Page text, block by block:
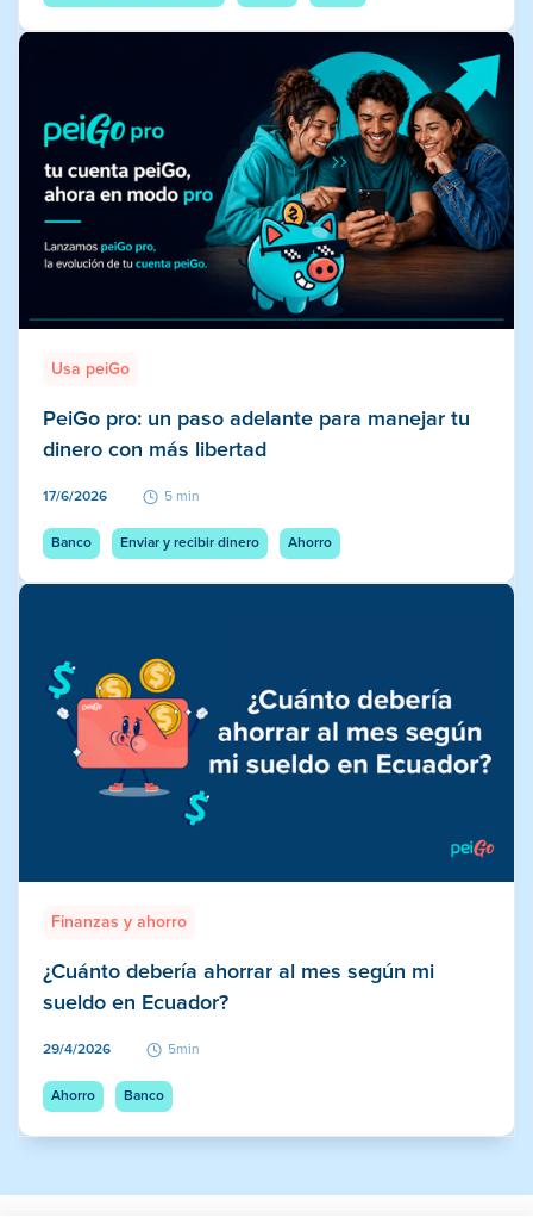
Usa peiGo
PeiGo pro: un paso adelante para manejar tu
dinero con más libertad
17/6/2026 5 min
Banco Enviar y recibir dinero Ahorro
Finanzas y ahorro
¿Cuánto debería ahorrar al mes según mi
sueldo en Ecuador?
29/4/2026 5min
Ahorro Banco